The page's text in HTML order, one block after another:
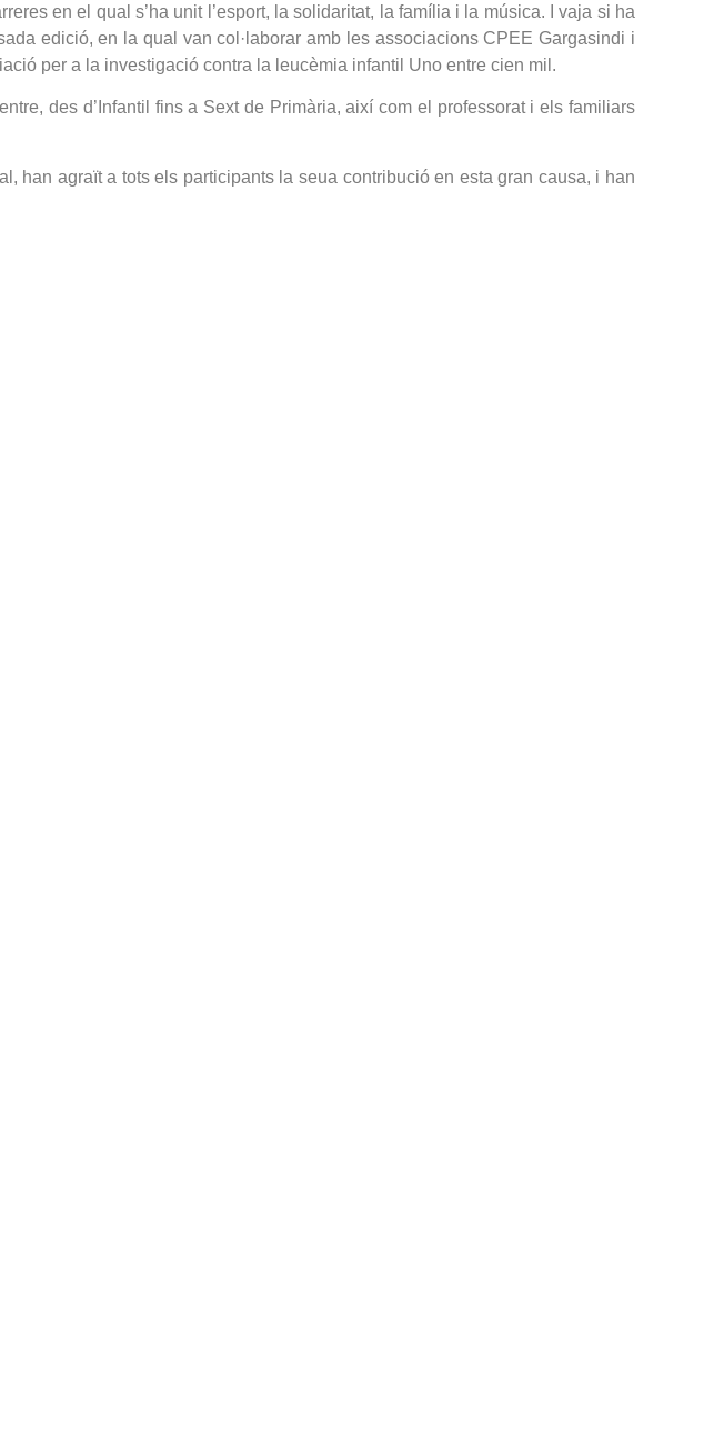
en el qual s’ha unit l’esport, la solidaritat, la família i la música. I vaja si ha
edició, en la qual van col·laborar amb les associacions CPEE Gargasindi i
per a la investigació contra la leucèmia infantil Uno entre cien mil.
des d’Infantil fins a Sext de Primària, així com el professorat i els familiars
han agraït a tots els participants la seua contribució en esta gran causa, i han